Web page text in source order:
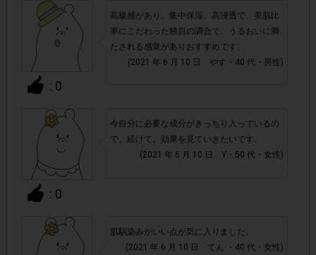
・他サイトのテンタメを含め、1つのアンケートにつき1人1
回の参加とさせていただいております。
・悪質な投稿があった場合、 アカウントを停止 させていた
だくこともあります。
・スマートフォン、携帯電話、タブレットPCにつきまし
て、機種によってはアンケートに回答できない場合がござい
▼ポイント付与対象外
上記参加条件(対象商品・購入チェーン・回答期間・
指定購入数)以外
でのご参加
: 0
高級感があり、集中保湿、高浸透で、美肌比
率にこだわった独自の調合で、うるおいに満
たされる感覚がありおすすめです。
(2021 年 6 月 10 日 やす・40 代・男性)
: 0
今自分に必要な成分がきっちり入っているの
で、続けて、効果を見ていきたいです。
(2021 年 6 月 10 日 Y・50 代・女性)
肌馴染みがいい点が気に入りました。
(2021 年 6 月 10 日 てん ・40 代・女性)